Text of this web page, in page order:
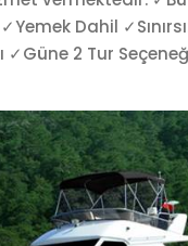
Dahil
✓Güne 2 Tur